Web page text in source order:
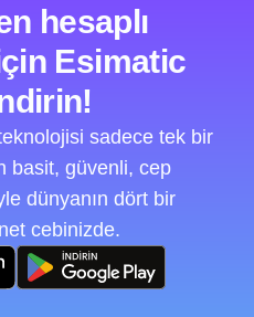
hesaplı
Esimatic
sadece tek bir
basit, güvenli, cep
dünyanın dört bir
cebinizde.